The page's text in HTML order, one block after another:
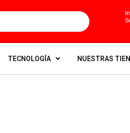
TECNOLOGÍA NUESTRAS